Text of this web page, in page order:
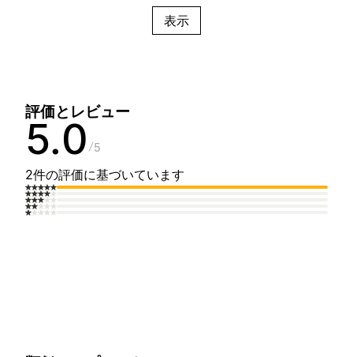
表示
評価とレビュー
5.0 5
2件の評価に基づいています